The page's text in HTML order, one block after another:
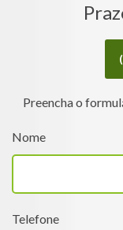
Preencha o
Nome
Telefone